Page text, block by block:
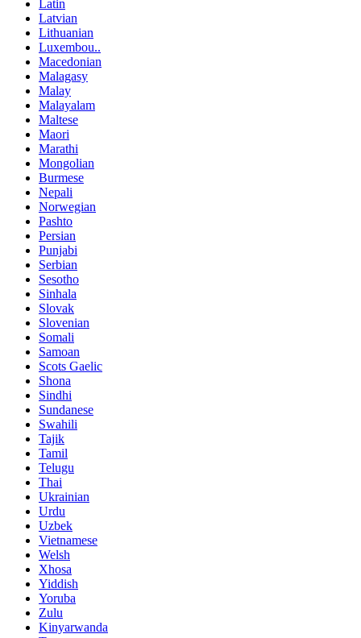
Latin
Latvian
Lithuanian
Luxembou..
Macedonian
Malagasy
Malay
Malayalam
Maltese
Maori
Marathi
Mongolian
Burmese
Nepali
Norwegian
Pashto
Persian
Punjabi
Serbian
Sesotho
Sinhala
Slovak
Slovenian
Somali
Samoan
Scots Gaelic
Shona
Sindhi
Sundanese
Swahili
Tajik
Tamil
Telugu
Thai
Ukrainian
Urdu
Uzbek
Vietnamese
Welsh
Xhosa
Yiddish
Yoruba
Zulu
Kinyarwanda